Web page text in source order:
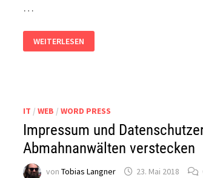
…
3:
PROBLEME
WEITERLESEN
IT /WEB /WORD PRESS
Impressum und
Abmahnanwälten verstecken
vonTobias Langner 23. Mai 2018